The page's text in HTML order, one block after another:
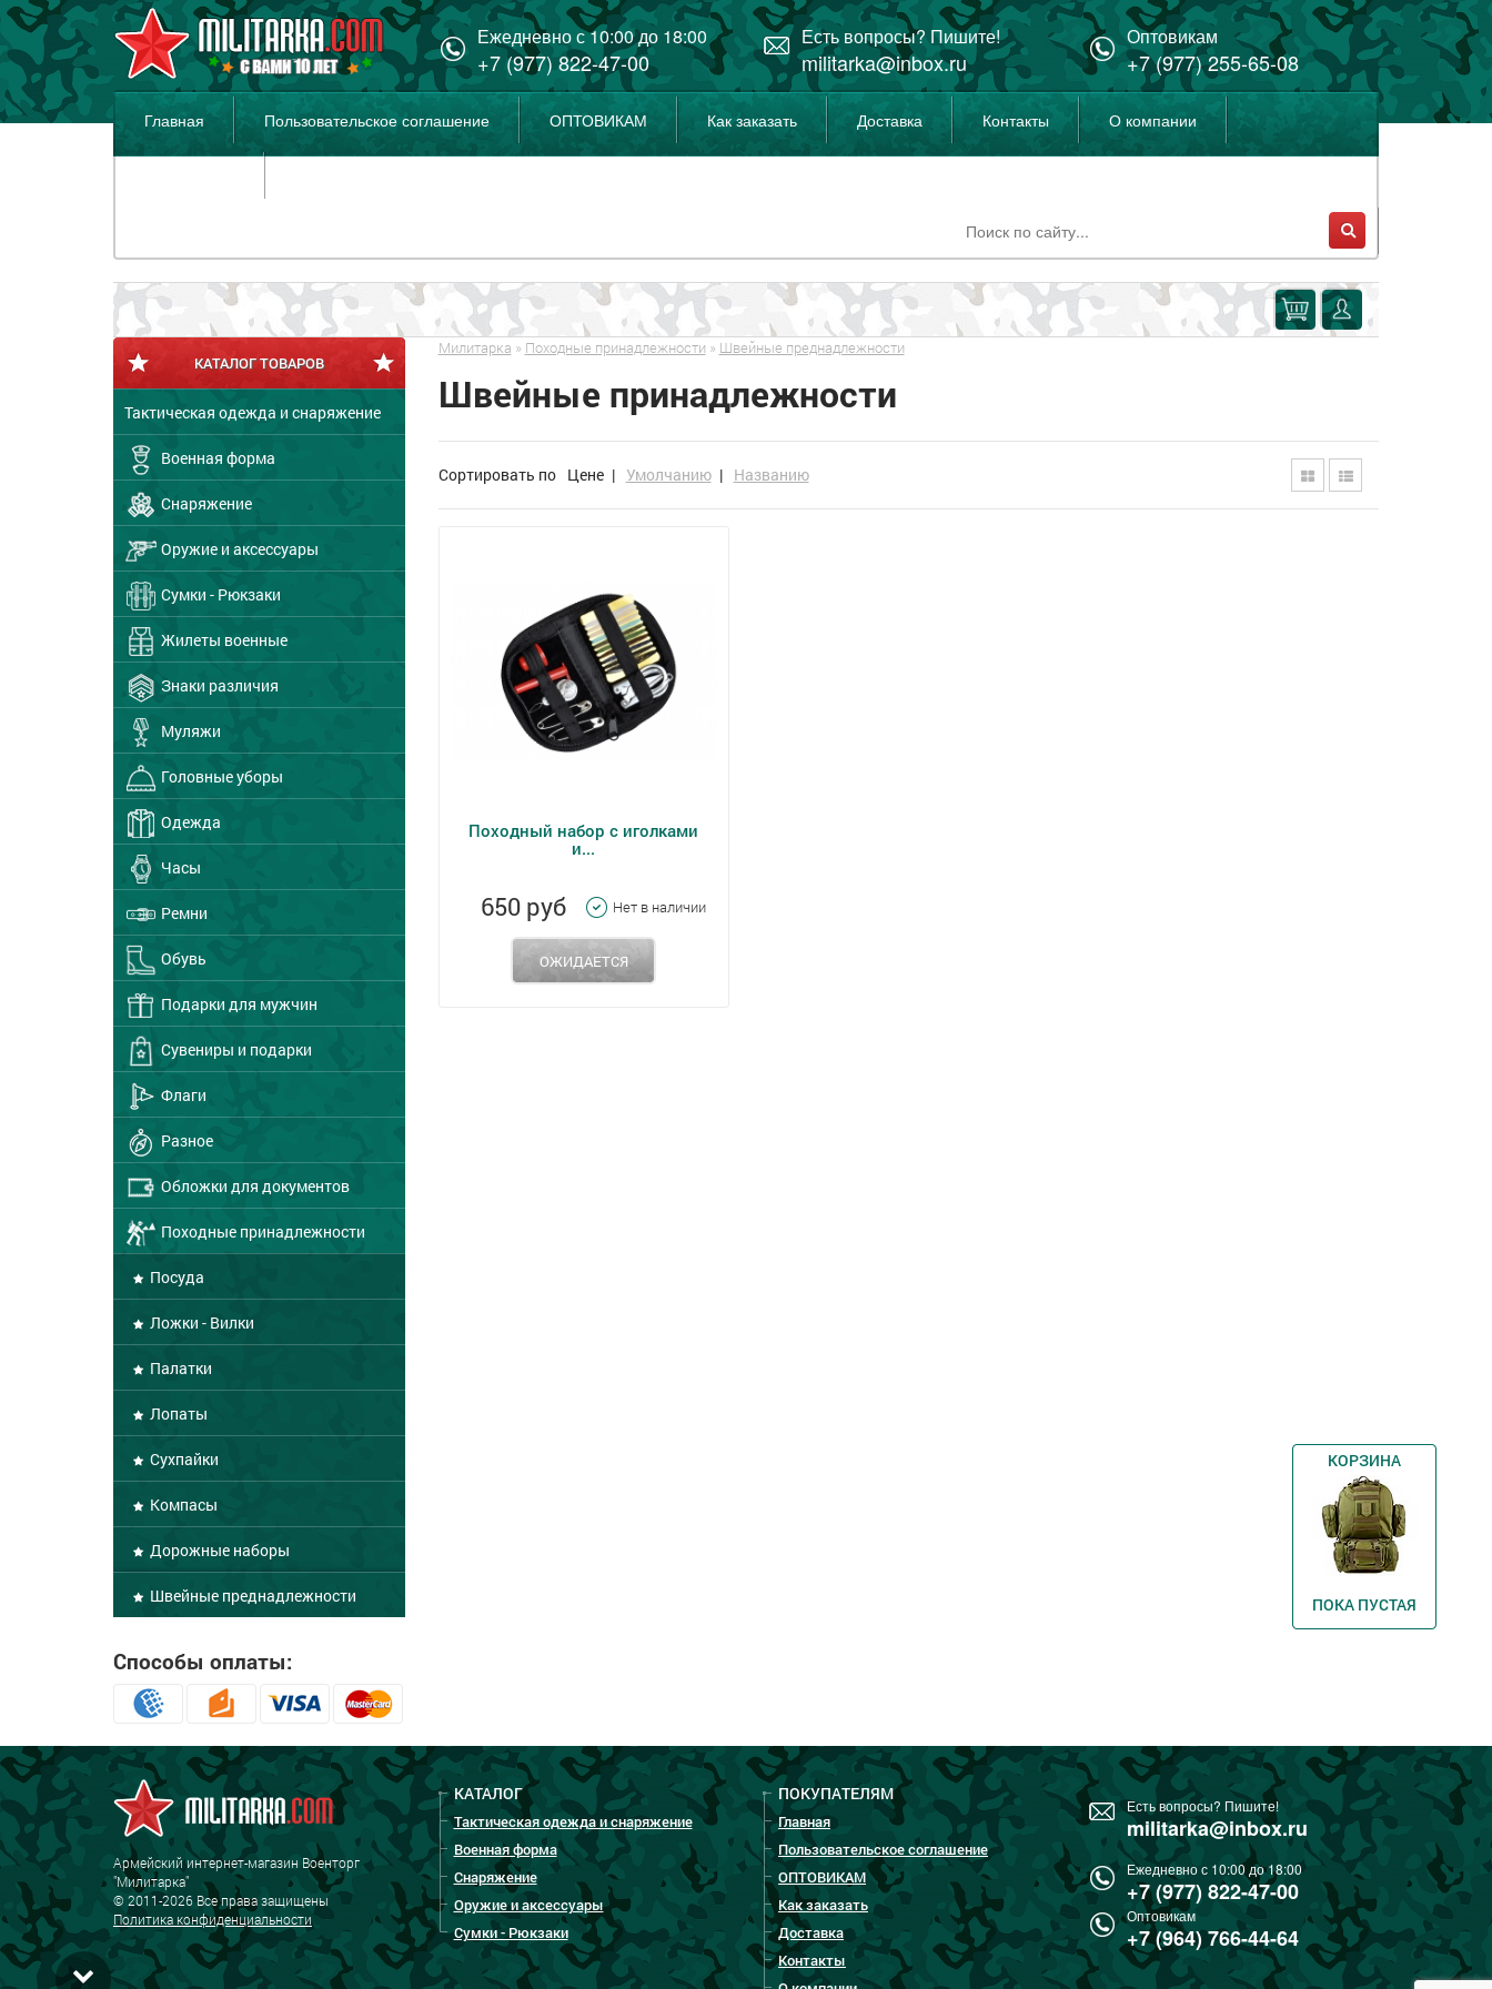
Ежедневно с 10:00 до 18:00
+7 (977) 822-47-00
Есть вопросы? Пишите!
militarka@inbox.ru
Оптовикам
+7 (977) 255-65-08
Главная Пользовательское соглашение ОПТОВИКАМ Как заказать Доставка Контакты О компании
КАТАЛОГ ТОВАРОВ
Тактическая одежда и снаряжение
Военная форма
Снаряжение
Оружие и аксессуары
Сумки - Рюкзаки
Жилеты военные
Знаки различия
Муляжи
Головные уборы
Одежда
Часы
Ремни
Обувь
Подарки для мужчин
Сувениры и подарки
Флаги
Разное
Обложки для документов
Походные принадлежности
Посуда
Ложки - Вилки
Палатки
Лопаты
Сухпайки
Компасы
Дорожные наборы
Швейные преднадлежности
Способы оплаты:
Милитарка » Походные принадлежности » Швейные преднадлежности
Швейные принадлежности
Сортировать по Цене | Умолчанию | Названию
Походный набор с иголками
и...
650 руб Нет в наличии
ОЖИДАЕТСЯ
Есть вопросы? Пишите!
militarka@inbox.ru
Ежедневно с 10:00 до 18:00
+7 (977) 822-47-00
Оптовикам
+7 (964) 766-44-64
КАТАЛОГ
Тактическая одежда и снаряжение
Военная форма
Снаряжение
Оружие и аксессуары
Сумки - Рюкзаки
ПОКУПАТЕЛЯМ
Главная
Пользовательское соглашение
ОПТОВИКАМ
Как заказать
Доставка
Контакты
Армейский интернет-магазин Военторг
"Милитарка"
© 2011-2026 Все права защищены
Политика конфиденциальности
КОРЗИНА
ПОКА ПУСТАЯ